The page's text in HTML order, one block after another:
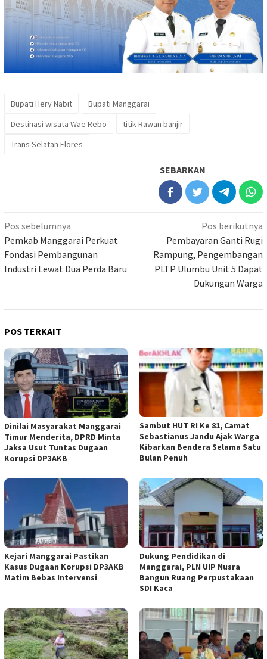
Bupati Hery Nabit
Bupati Manggarai
Destinasi wisata Wae Rebo
titik Rawan banjir
Trans Selatan Flores
SEBARKAN
Navigasi
pos
Pos sebelumnya
Pemkab Manggarai Perkuat
Fondasi Pembangunan
Industri Lewat Dua Perda Baru
Pos berikutnya
Pembayaran Ganti Rugi
Rampung, Pengembangan
PLTP Ulumbu Unit 5 Dapat
Dukungan Warga
POS TERKAIT
Dinilai Masyarakat Manggarai
Timur Menderita, DPRD Minta
Jaksa Usut Tuntas Dugaan
Korupsi DP3AKB
Sambut HUT RI Ke 81, Camat
Sebastianus Jandu Ajak Warga
Kibarkan Bendera Selama Satu
Bulan Penuh
Kejari Manggarai Pastikan
Kasus Dugaan Korupsi DP3AKB
Matim Bebas Intervensi
Dukung Pendidikan di
Manggarai, PLN UIP Nusra
Bangun Ruang Perpustakaan
SDI Kaca